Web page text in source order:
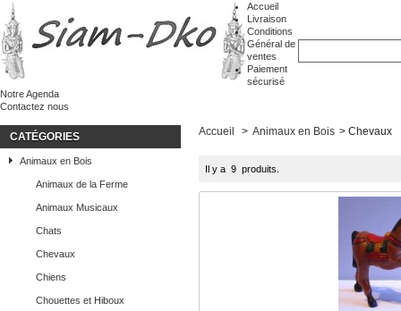
Accueil
Livraison
Conditions
Général de
ventes
Paiement
sécurisé
Notre Agenda
Contactez nous
CATÉGORIES
Animaux en Bois
Animaux de la Ferme
Animaux Musicaux
Chats
Chevaux
Chiens
Chouettes et Hiboux
Accueil > Animaux en Bois > Chevaux
Il y a 9 produits.